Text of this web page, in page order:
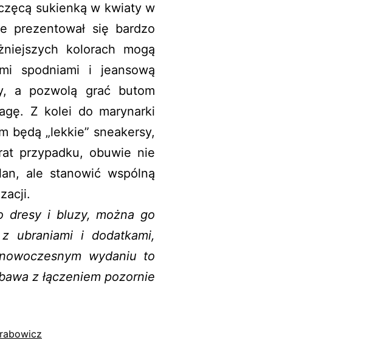
sukienką w kwiaty w
prezentował się bardzo
kolorach mogą
spodniami i jeansową
a pozwolą grać butom
Z kolei do marynarki
będą „lekkie” sneakersy,
przypadku, obuwie nie
ale stanowić wspólną
dresy i bluzy, można go
ubraniami i dodatkami,
wydaniu to
z łączeniem pozornie